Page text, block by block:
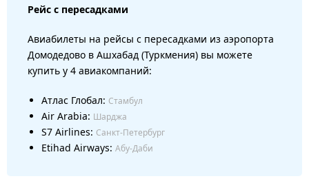
Рейс с пересадками
Авиабилеты на рейсы с пересадками из аэропорта
Домодедово в Ашхабад (Туркмения) вы можете
купить у 4 авиакомпаний:
Атлас Глобал: Стамбул
Air Arabia: Шарджа
S7 Airlines: Санкт-Петербург
Etihad Airways: Абу-Даби